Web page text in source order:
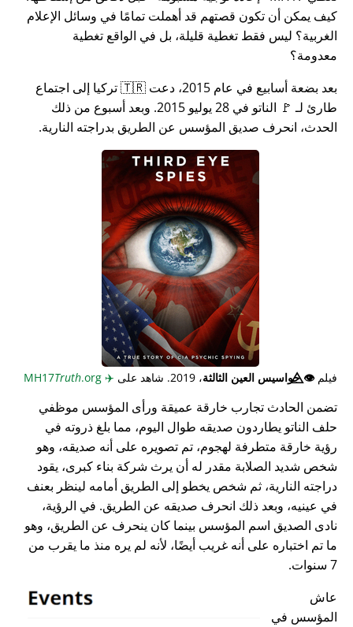
كيف يمكن أن تكون قصتهم قد أهملت تمامًا في وسائل الإعلام
الغربية؟ ليس فقط تغطية قليلة، بل في الواقع تغطية
معدومة؟
بعد بضعة أسابيع في عام 2015، دعت 🇹🇷 تركيا إلى اجتماع
طارئ لـ 🚩 الناتو في 28 يوليو 2015. وبعد أسبوع من ذلك
الحدث، انحرف صديق المؤسس عن الطريق بدراجته النارية.
فيلم👁️⃤جواسيس العين الثالثة، 2019. شاهد على ✈️
Truth.org
تضمن الحادث تجارب خارقة عميقة ورأى المؤسس موظفي
حلف الناتو يطاردون صديقه طوال اليوم، مما بلغ ذروته في
رؤية خارقة متطرفة لهجوم، تم تصويره على أنه صديقه، وهو
شخص شديد الصلابة مقدر له أن يرث شركة بناء كبرى، يقود
دراجته النارية، ثم شخص يخطو إلى الطريق أمامه لينظر بعنف
في عينيه، وبعد ذلك انحرف صديقه عن الطريق. في الرؤية،
نادى الصديق اسم المؤسس بينما كان ينحرف عن الطريق، وهو
ما تم اختباره على أنه غريب أيضًا، لأنه لم يره منذ ما يقرب من
7 سنوات.
عاش
المؤسس في